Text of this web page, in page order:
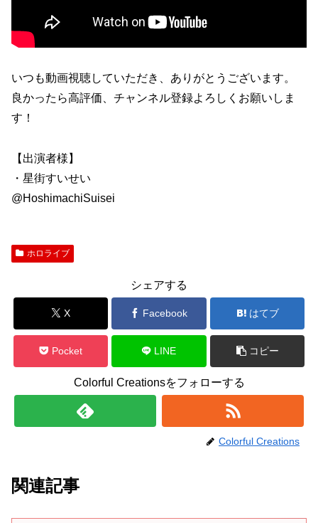
いつも動画視聴していただき、ありがとうございます。
良かったら高評価、チャンネル登録よろしくお願いしま
す！
【出演者様】
・星街すいせい
@HoshimachiSuisei
ホロライブ
シェアする
X Facebook はてブ
Pocket LINE コピー
Colorful Creationsをフォローする
Colorful Creations
関連記事